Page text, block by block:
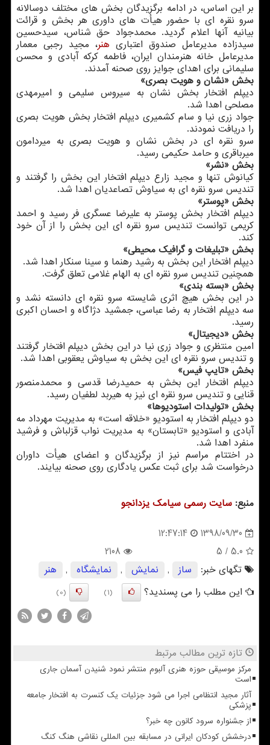
بر این اساس، در ادامه برگزیدگان بخش های مختلف دوسالانه
سرو نقره ای با حضور هیأت های داوری هر بخش و قرائت
بیانیه آنها اعلام گردید. محمدجواد حق شناس، سیدحسین
سیدزاده مدیرعامل صندوق اعتباری هنر، مجید رجبی معمار
مدیرعامل خانه هنرمندان ایران، فاطمه كركه آبادی و محسن
سلیمانی برای اهدای جوایز روی صحنه آمدند.
بخش «نشان و هویت بصری»
دیپلم افتخار بخش نشان به سیروس سلیمی و امیرمهدی
مصلحی اهدا شد.
جواد زری نیا و سام كشمیری دیپلم افتخار بخش هویت بصری
را دریافت نمودند.
سرو نقره ای در بخش نشان و هویت بصری به میردامون
میرباقری و حامد حكیمی رسید.
بخش «نشر»
كیانوش تنها و مجید زارع دیپلم افتخار این بخش را گرفتند و
تندیس سرو نقره ای به سیاوش تصاعدیان اهدا شد.
بخش «پوستر»
دیپلم افتخار بخش پوستر به علیرضا عسگری فر رسید و احمد
كریمی توانست تندیس سرو نقره ای این بخش را از آن خود
كند.
بخش «تبلیغات و گرافیك محیطی»
دیپلم افتخار این بخش به رشید رهنما و سینا سنكار اهدا شد.
همچنین تندیس سرو نقره ای به الهام غلامی تعلق گرفت.
بخش «بسته بندی»
در این بخش هیچ اثری شایسته سرو نقره ای دانسته نشد و
سه دیپلم افتخار به رضا عباسی، جمشید دژاگاه و احسان اكبری
رسید.
بخش «دیجیتال»
امین منتظری و جواد زری نیا در این بخش دیپلم افتخار گرفتند
و تندیس سرو نقره ای این بخش به سیاوش یعقوبی اهدا شد.
بخش «تایپ فیس»
دیپلم افتخار این بخش به حمیدرضا قدسی و محمدمنصور
قنایی و تندیس سرو نقره ای نیز به هیربد لطفیان رسید.
بخش «تولیدات استودیوها»
دو دیپلم افتخار به استودیو «خلاقه است» به مدیریت مهرداد مه
آبادی و استودیو «تابستان» به مدیریت نواب قزلباش و فرشید
منفرد اهدا شد.
در اختتام مراسم نیز از برگزیدگان و اعضای هیأت داوران
درخواست شد برای ثبت عكس یادگاری روی صحنه بیایند.
منبع: سایت رسمی سیامك یزدانجو
1398/09/30
12:47:14
5.0
/ 5
2108
تگهای خبر:
ساز , نمایش , نمایشگاه ,
هنر
این مطلب را می پسندید؟
(1)
(0)
تازه ترین مطالب مرتبط
مرکز موسیقی حوزه هنری آلبوم منتشر نمود شنیدن آسمان جاری
است
آثار مجید انتظامی اجرا می شود جزئیات یک کنسرت به افتخار جامعه
پزشکی
از جشنواره سرود کانون چه خبر؟
درخشش کودکان ایرانی در مسابقه بین المللی نقاشی هنگ کنگ